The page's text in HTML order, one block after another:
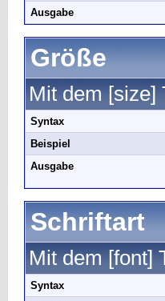
Ausgabe
Größe
Mit dem [size]
Syntax
Beispiel
Ausgabe
Schriftart
Mit dem [font]
Syntax